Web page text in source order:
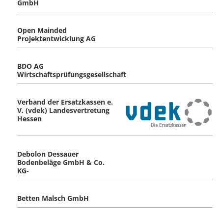
GmbH
Open Mainded
Projektentwicklung AG
BDO AG
Wirtschaftsprüfungsgesellschaft
Verband der Ersatzkassen e.
V. (vdek) Landesvertretung
Hessen
Debolon Dessauer
Bodenbeläge GmbH & Co.
KG-
Betten Malsch GmbH